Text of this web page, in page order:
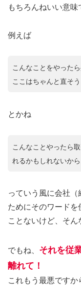
もちろんねいい意味
例えば
こんなことをやった
ここはちゃんと直そう
とかね
こんなことやったら
れるかもしれないか
っていう風に会社
ためにそのワード
ことないけど、そん
でもね、 それを従
離れて！
これもう最悪ですか